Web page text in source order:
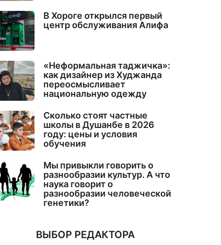
В Хороге открылся первый
центр обслуживания Алифа
«Неформальная таджичка»:
как дизайнер из Худжанда
переосмысливает
национальную одежду
Сколько стоят частные
школы в Душанбе в 2026
году: цены и условия
обучения
Мы привыкли говорить о
разнообразии культур. А что
наука говорит о
разнообразии человеческой
генетики?
ВЫБОР РЕДАКТОРА